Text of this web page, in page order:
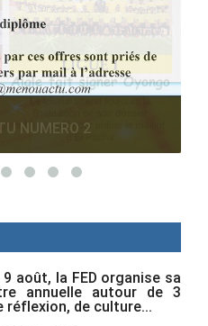
9 août, la FED organise sa
annuelle autour de 3
réflexion, de culture...